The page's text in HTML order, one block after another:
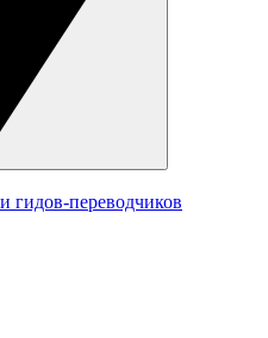
гидов-переводчиков